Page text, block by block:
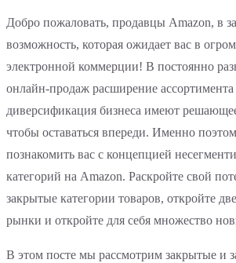
Добро пожаловать, продавцы Amazon, в
возможность, которая ожидает вас в
электронной коммерции! В постоянно
онлайн-продаж расширение
диверсификация бизнеса имеют
чтобы оставаться впереди. Именно
познакомить вас с концепцией
категорий на Amazon. Раскройте свой
закрытые категории товаров, откройте
рынки и откройте для себя множество
В этом посте мы рассмотрим закрытые и